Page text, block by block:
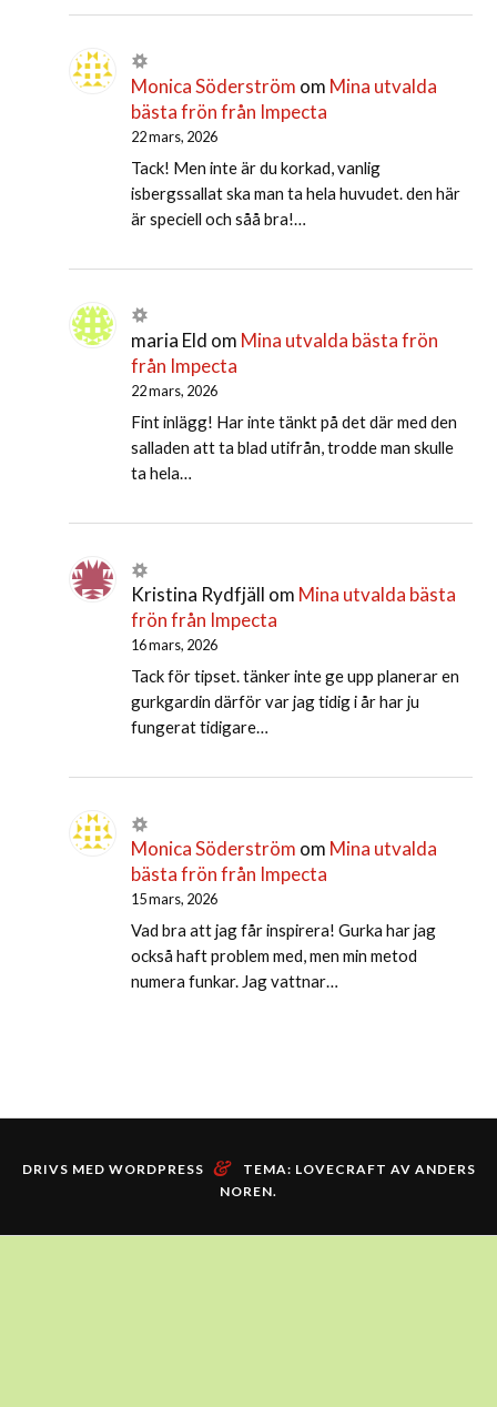
Monica Söderström om Mina utvalda
bästa frön från Impecta
22 mars, 2026
Tack! Men inte är du korkad, vanlig
isbergssallat ska man ta hela huvudet. den här
är speciell och såå bra!…
maria Eld om Mina utvalda bästa frön
från Impecta
22 mars, 2026
Fint inlägg! Har inte tänkt på det där med den
salladen att ta blad utifrån, trodde man skulle
ta hela…
Kristina Rydfjäll om Mina utvalda bästa
frön från Impecta
16 mars, 2026
Tack för tipset. tänker inte ge upp planerar en
gurkgardin därför var jag tidig i år har ju
fungerat tidigare…
Monica Söderström om Mina utvalda
bästa frön från Impecta
15 mars, 2026
Vad bra att jag får inspirera! Gurka har jag
också haft problem med, men min metod
numera funkar. Jag vattnar…
DRIVS MED WORDPRESS & TEMA: LOVECRAFT AV ANDERS
NOREN.